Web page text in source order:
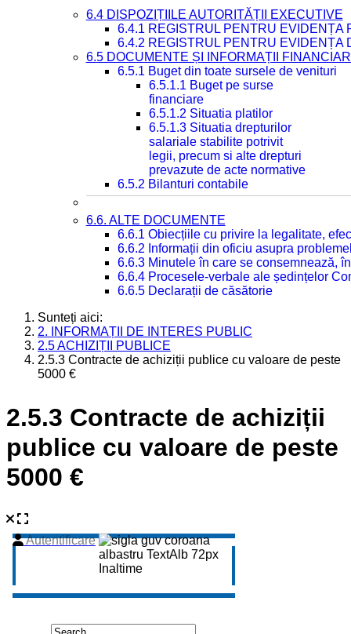
6.4 DISPOZIȚIILE AUTORITĂȚII EXECUTIVE
6.4.1 REGISTRUL PENTRU EVIDENȚA
6.4.2 REGISTRUL PENTRU EVIDENȚA
6.5 DOCUMENTE ȘI INFORMAȚII
6.5.1 Buget din toate sursele de venituri
6.5.1.1 Buget pe surse
financiare
6.5.1.2 Situatia platilor
6.5.1.3 Situatia drepturilor
salariale stabilite potrivit
legii, precum si alte drepturi
prevazute de acte normative
6.5.2 Bilanturi contabile
6.6. ALTE DOCUMENTE
6.6.1 Obiecțiile cu privire la legalitate,
6.6.2 Informații din oficiu asupra
6.6.3 Minutele în care se consemnează,
6.6.4 Procesele-verbale ale ședințelor
6.6.5 Declarații de căsătorie
Sunteți aici:
2. INFORMAȚII DE INTERES PUBLIC
2.5 ACHIZIȚII PUBLICE
2.5.3 Contracte de achiziții publice cu valoare de peste
5000 €
2.5.3 Contracte de achiziții
publice cu valoare de peste
5000 €